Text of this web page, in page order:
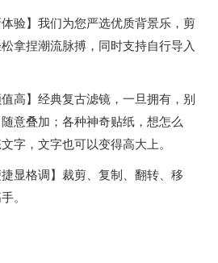
体验】我们为您严选优质背景乐，剪
拿捏潮流脉搏，同时支持自行导入
高】经典复古滤镜，一旦拥有，别
意叠加；各种神奇贴纸，想怎么
字，文字也可以变得高大上。
捷显格调】裁剪、复制、翻转、移
。